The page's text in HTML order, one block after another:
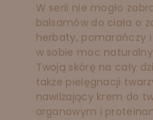
W serii nie mogło
balsamów do ciała o
herbaty, pomarańczy
w sobie moc
Twoją skórę na cały
także pielęgnacji
nawilżający krem do
arganowym i